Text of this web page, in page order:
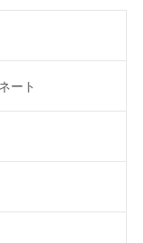
ート